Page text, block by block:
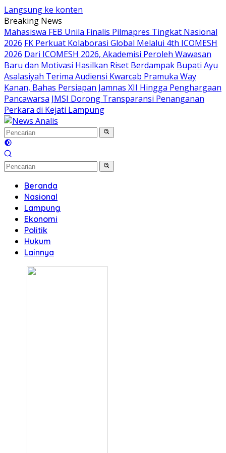
Langsung ke konten
Breaking News
Mahasiswa FEB Unila Finalis Pilmapres Tingkat Nasional
2026 FK Perkuat Kolaborasi Global Melalui 4th ICOMESH
2026 Dari ICOMESH 2026, Akademisi Peroleh Wawasan
Baru dan Motivasi Hasilkan Riset Berdampak Bupati Ayu
Asalasiyah Terima Audiensi Kwarcab Pramuka Way
Kanan, Bahas Persiapan Jamnas XII Hingga Penghargaan
Pancawarsa JMSI Dorong Transparansi Penanganan
Perkara di Kejati Lampung
Beranda
Nasional
Lampung
Ekonomi
Politik
Hukum
Lainnya